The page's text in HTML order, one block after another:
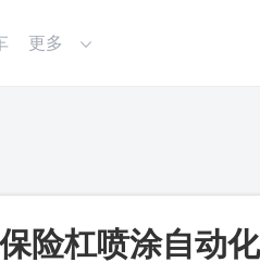
更多
险杠喷涂自动